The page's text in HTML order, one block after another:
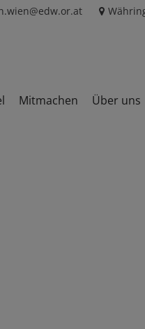
Mitmachen Über uns